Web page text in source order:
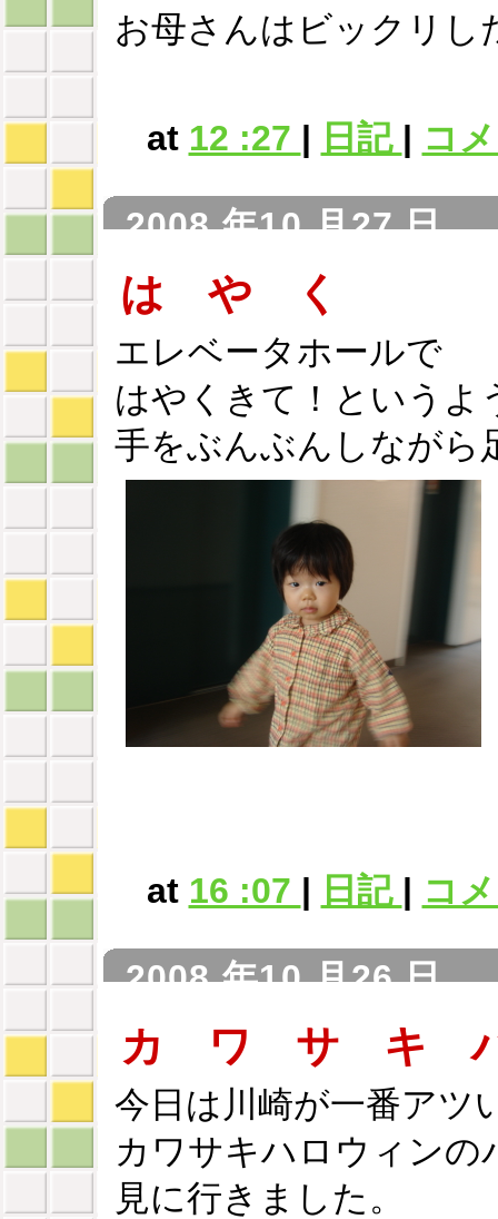
お母さんはビックリし
at 12 :27 | 日記 | コ
2008 年10 月27 日
は や く
エレベータホールで
はやくきて！というよ
手をぶんぶんしながら
at 16 :07 | 日記 | コ
2008 年10 月26 日
カ ワ サ キ
今日は川崎が一番アツ
カワサキハロウィンの
見に行きました。